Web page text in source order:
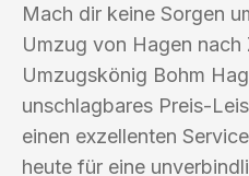
Mach dir keine Sorgen
Umzug von Hagen
Umzugskönig Bohm
unschlagbares Preis-
einen exzellenten
heute für eine